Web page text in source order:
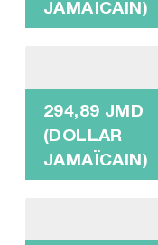
JAMAÏCAIN)
294,89 JMD
(DOLLAR
JAMAÏCAIN)